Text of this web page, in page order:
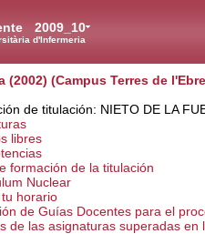
2009_10
d'Infermeria
(2002) (Campus Terres de
de titulación: NIETO DE LA
libres
formación de la titulación
Nuclear
horario
de Guías Docentes para el
de las asignaturas superadas en